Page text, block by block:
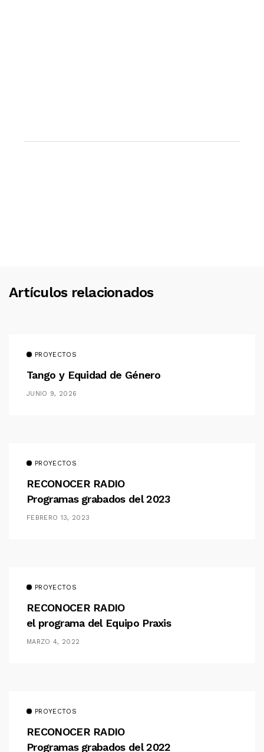
Artículos relacionados
PROYECTOS
Tango y Equidad de Género
JUNIO 9, 2026
PROYECTOS
RECONOCER RADIO
Programas grabados del 2023
FEBRERO 13, 2023
PROYECTOS
RECONOCER RADIO
el programa del Equipo Praxis
MARZO 4, 2022
PROYECTOS
RECONOCER RADIO
Programas grabados del 2022